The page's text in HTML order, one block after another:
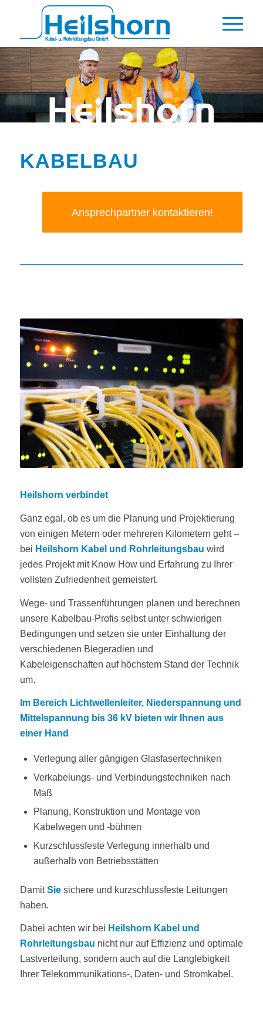
KABELBAU
Ansprechpartner kontaktieren!
Heilshorn verbindet
Ganz egal, ob es um die Planung und Projektierung
von einigen Metern oder mehreren Kilometern geht –
bei Heilshorn Kabel und Rohrleitungsbau wird
jedes Projekt mit Know How und Erfahrung zu Ihrer
vollsten Zufriedenheit gemeistert.
Wege- und Trassenführungen planen und berechnen
unsere Kabelbau-Profis selbst unter schwierigen
Bedingungen und setzen sie unter Einhaltung der
verschiedenen Biegeradien und
Kabeleigenschaften auf höchstem Stand der Technik
um.
Im Bereich Lichtwellenleiter, Niederspannung und
Mittelspannung bis 36 kV bieten wir Ihnen aus
einer Hand
Verlegung aller gängigen Glasfasertechniken
Verkabelungs- und Verbindungstechniken nach
Maß
Planung, Konstruktion und Montage von
Kabelwegen und -bühnen
Kurzschlussfeste Verlegung innerhalb und
außerhalb von Betriebsstätten
DamitSiesichere und kurzschlussfeste Leitungen
haben.
Dabei achten wir bei Heilshorn Kabel und
Rohrleitungsbau nicht nur auf Effizienz und optimale
Lastverteilung, sondern auch auf die Langlebigkeit
Ihrer Telekommunikations-, Daten- und Stromkabel.